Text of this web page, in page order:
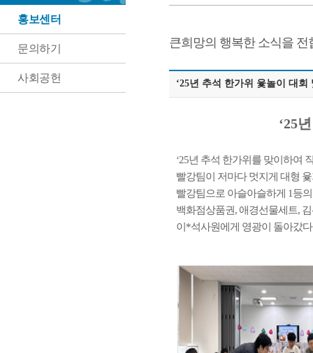
홍보센터
문의하기
사회공헌
큰희망의 행복한 소식을 전
‘25년 추석 한가위 윷놀이 대
‘25
‘25년 추석 한가위를 맞이하여
빨강팀이 저마다 멋지게 대형
빨강팀으로 아슬아슬하게 1등
백화점상품권, 애경선물세트,
이*석사원에게 영광이 돌아갔